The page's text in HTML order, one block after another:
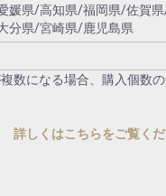
媛県/高知県/福岡県/佐賀
分県/宮崎県/鹿児島県
数になる場合、購入個数
詳しくはこちらをご覧く